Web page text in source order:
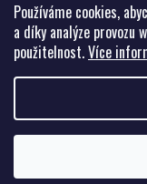
Používáme cookies,
a díky analýze provozu
použitelnost.Více
Copyright 2026Školky